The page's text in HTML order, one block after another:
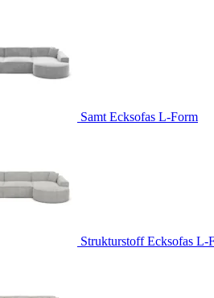
Samt Ecksofas L-Form
Strukturstoff Ecksofas L-